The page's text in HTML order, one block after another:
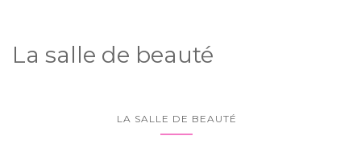
La salle de beauté
LA SALLE DE BEAUTÉ